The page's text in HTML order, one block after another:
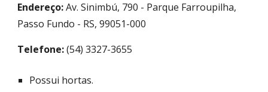
Endereço:Av. Sinimbú, 790 - Parque Farroupilha,
Passo Fundo - RS, 99051-000
Telefone:(54) 3327-3655
Possui hortas.